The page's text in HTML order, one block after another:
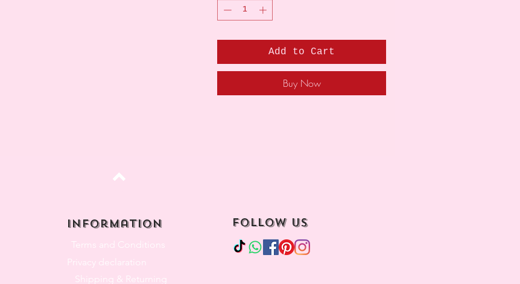
Add to Cart
Buy Now
Information
Terms and Conditions
Privacy declaration
Shipping & Returning
follow us